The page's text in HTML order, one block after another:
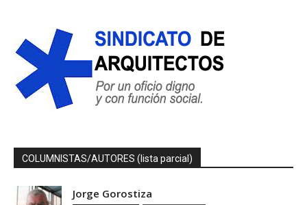
COLUMNISTAS/AUTORES (lista parcial)
Jorge Gorostiza